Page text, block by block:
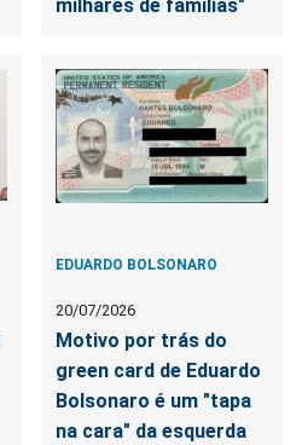
milhares de famílias"
EDUARDO BOLSONARO
20/07/2026
Motivo por trás do
green card de Eduardo
Bolsonaro é um "tapa
na cara" da esquerda